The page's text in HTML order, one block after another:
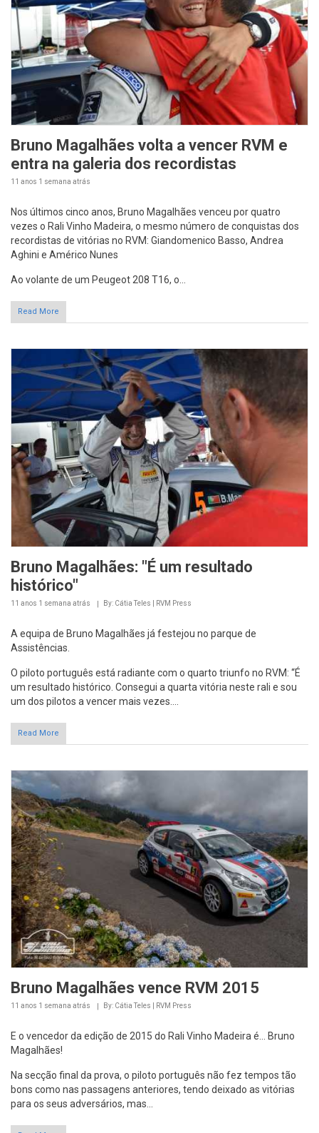
Bruno Magalhães volta a vencer RVM e
entra na galeria dos recordistas
11 anos 1 semana atrás
Nos últimos cinco anos, Bruno Magalhães venceu por quatro
vezes o Rali Vinho Madeira, o mesmo número de conquistas dos
recordistas de vitórias no RVM: Giandomenico Basso, Andrea
Aghini e Américo Nunes
Ao volante de um Peugeot 208 T16, o...
Read More
Bruno Magalhães: "É um resultado
histórico"
11 anos 1 semana atrás By: Cátia Teles | RVM Press
A equipa de Bruno Magalhães já festejou no parque de
Assistências.
O piloto português está radiante com o quarto triunfo no RVM: “É
um resultado histórico. Consegui a quarta vitória neste rali e sou
um dos pilotos a vencer mais vezes....
Read More
Bruno Magalhães vence RVM 2015
11 anos 1 semana atrás By: Cátia Teles | RVM Press
E o vencedor da edição de 2015 do Rali Vinho Madeira é... Bruno
Magalhães!
Na secção final da prova, o piloto português não fez tempos tão
bons como nas passagens anteriores, tendo deixado as vitórias
para os seus adversários, mas...